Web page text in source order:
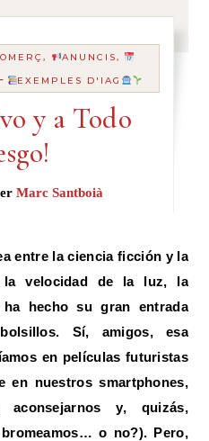
ANUNCIS,
- EXEMPLES D'IAG
y a Todo
Marc Santboià
la velocidad de la luz, la
hecho su gran entrada
Sí, amigos, esa
en películas futuristas
en nuestros smartphones,
aconsejarnos y, quizás,
o no?). Pero,